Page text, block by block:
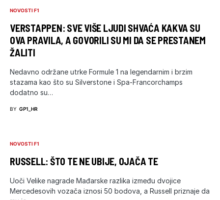
NOVOSTI F1
VERSTAPPEN: SVE VIŠE LJUDI SHVAĆA KAKVA SU
OVA PRAVILA, A GOVORILI SU MI DA SE PRESTANEM
ŽALITI
Nedavno održane utrke Formule 1 na legendarnim i brzim
stazama kao što su Silverstone i Spa-Francorchamps
dodatno su…
BY GP1_HR
NOVOSTI F1
RUSSELL: ŠTO TE NE UBIJE, OJAČA TE
Uoči Velike nagrade Mađarske razlika između dvojice
Mercedesovih vozača iznosi 50 bodova, a Russell priznaje da